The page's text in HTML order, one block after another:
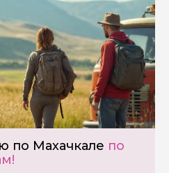
по Махачкале по